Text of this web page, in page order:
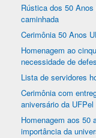
Rústica dos 50
caminhada
Cerimônia 50 Anos
Homenagem ao
necessidade de
Lista de servidores
Cerimônia com
aniversário da UFPel
Homenagem aos 50
importância da